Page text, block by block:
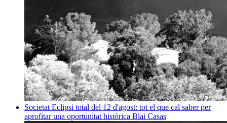
Societat Eclipsi total del 12 d'agost: tot el que cal saber per
aprofitar una oportunitat històrica Blai Casas